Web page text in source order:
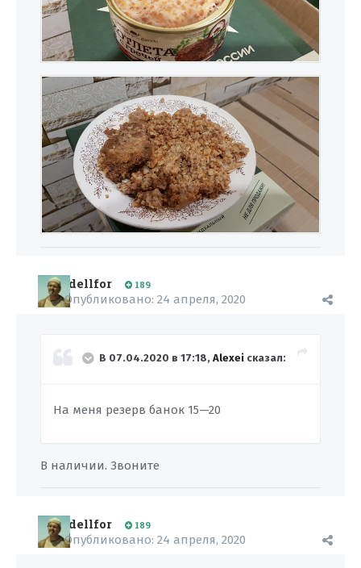
dellfor 189
Опубликовано: 24 апреля, 2020
В 07.04.2020 в 17:18, Alexei сказал:
На меня резерв банок 15—20
В наличии. Звоните
dellfor 189
Опубликовано: 24 апреля, 2020